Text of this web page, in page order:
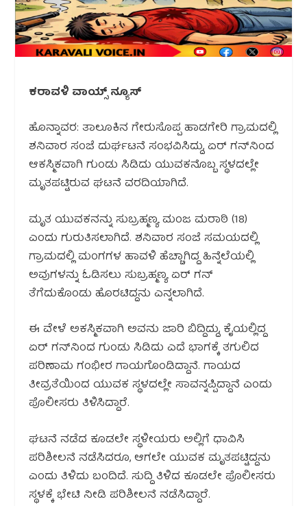
ಕರಾವಳಿ ವಾಯ್ಸ್ ನ್ಯೂಸ್
ಹೊನ್ನಾವರ: ತಾಲೂಕಿನ ಗೇರುಸೊಪ್ಪ ಹಾಡಗೇರಿ ಗ್ರಾಮದಲ್ಲಿ
ಶನಿವಾರ ಸಂಜೆ ದುರ್ಘಟನೆ ಸಂಭವಿಸಿದ್ದು, ಏರ್ ಗನ್‌ನಿಂದ
ಆಕಸ್ಮಿಕವಾಗಿ ಗುಂಡು ಸಿಡಿದು ಯುವಕನೊಬ್ಬ ಸ್ಥಳದಲ್ಲೇ
ಮೃತಪಟ್ಟಿರುವ ಘಟನೆ ವರದಿಯಾಗಿದೆ.
ಮೃತ ಯುವಕನನ್ನು ಸುಬ್ರಹ್ಮಣ್ಯ ಮಂಜ ಮರಾಠಿ (18)
ಎಂದು ಗುರುತಿಸಲಾಗಿದೆ. ಶನಿವಾರ ಸಂಜೆ ಸಮಯದಲ್ಲಿ
ಗ್ರಾಮದಲ್ಲಿ ಮಂಗಗಳ ಹಾವಳಿ ಹೆಚ್ಚಾಗಿದ್ದ ಹಿನ್ನೆಲೆಯಲ್ಲಿ
ಅವುಗಳನ್ನು ಓಡಿಸಲು ಸುಬ್ರಹ್ಮಣ್ಯ ಏರ್ ಗನ್
ತೆಗೆದುಕೊಂಡು ಹೊರಟಿದ್ದನು ಎನ್ನಲಾಗಿದೆ.
ಈ ವೇಳೆ ಅಕಸ್ಮಿಕವಾಗಿ ಅವನು ಜಾರಿ ಬಿದ್ದಿದ್ದು, ಕೈಯಲ್ಲಿದ್ದ
ಏರ್ ಗನ್‌ನಿಂದ ಗುಂಡು ಸಿಡಿದು ಎದೆ ಭಾಗಕ್ಕೆ ತಗುಲಿದ
ಪರಿಣಾಮ ಗಂಭೀರ ಗಾಯಗೊಂಡಿದ್ದಾನೆ. ಗಾಯದ
ತೀವ್ರತೆಯಿಂದ ಯುವಕ ಸ್ಥಳದಲ್ಲೇ ಸಾವನ್ನಪ್ಪಿದ್ದಾನೆ ಎಂದು
ಪೊಲೀಸರು ತಿಳಿಸಿದ್ದಾರೆ.
ಘಟನೆ ನಡೆದ ಕೂಡಲೇ ಸ್ಥಳೀಯರು ಅಲ್ಲಿಗೆ ಧಾವಿಸಿ
ಪರಿಶೀಲನೆ ನಡೆಸಿದರೂ, ಆಗಲೇ ಯುವಕ ಮೃತಪಟ್ಟಿದ್ದನು
ಎಂದು ತಿಳಿದು ಬಂದಿದೆ. ಸುದ್ದಿ ತಿಳಿದ ಕೂಡಲೇ ಪೊಲೀಸರು
ಸ್ಥಳಕ್ಕೆ ಭೇಟಿ ನೀಡಿ ಪರಿಶೀಲನೆ ನಡೆಸಿದ್ದಾರೆ.